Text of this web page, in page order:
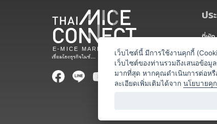
ปร
ที่พัก
สถา
ท่อง
ออแ
บริก
เว็บไซต์นี้ มีการใช้งานคุกกี้
เว็บไซต์ของท่านรวมถึงเสนอข้อ
มากที่สุด หากคุณดำเนินการต่อห
ละเอียดเพิ่มเติมได้จาก นโยบายคุ